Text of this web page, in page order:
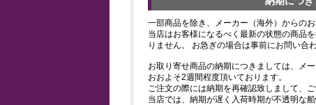
一部商品を除き、メーカー（海外）からのお
当店はお客様になるべく最新の状態の商品
りません。 お急ぎの場合は事前にお問い合
お取り寄せ商品の納期につきましては、メ
おおよそ2週間程度頂いております。
ご注文の際には納期を再確認致しまして、ご
当店では、納期が遅く入荷時期が不透明な